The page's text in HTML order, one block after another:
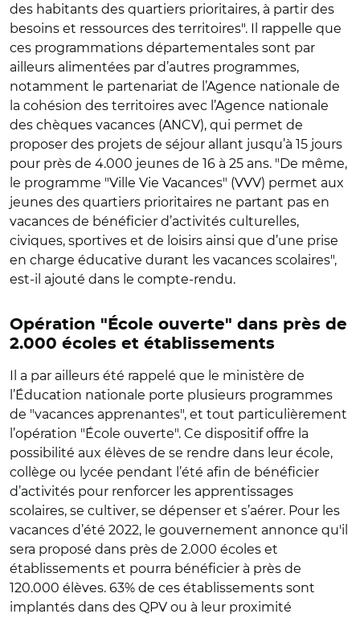
des habitants des quartiers prioritaires, à partir des
besoins et ressources des territoires". Il rappelle que
ces programmations départementales sont par
ailleurs alimentées par d’autres programmes,
notamment le partenariat de l’Agence nationale de
la cohésion des territoires avec l’Agence nationale
des chèques vacances (ANCV), qui permet de
proposer des projets de séjour allant jusqu’à 15 jours
pour près de 4.000 jeunes de 16 à 25 ans. "De même,
le programme "Ville Vie Vacances" (VVV) permet aux
jeunes des quartiers prioritaires ne partant pas en
vacances de bénéficier d’activités culturelles,
civiques, sportives et de loisirs ainsi que d’une prise
en charge éducative durant les vacances scolaires",
est-il ajouté dans le compte-rendu.
Opération "École ouverte" dans près de
2.000 écoles et établissements
Il a par ailleurs été rappelé que le ministère de
l’Éducation nationale porte plusieurs programmes
de "vacances apprenantes", et tout particulièrement
l’opération "École ouverte". Ce dispositif offre la
possibilité aux élèves de se rendre dans leur école,
collège ou lycée pendant l’été afin de bénéficier
d’activités pour renforcer les apprentissages
scolaires, se cultiver, se dépenser et s’aérer. Pour les
vacances d’été 2022, le gouvernement annonce qu'il
sera proposé dans près de 2.000 écoles et
établissements et pourra bénéficier à près de
120.000 élèves. 63% de ces établissements sont
implantés dans des QPV ou à leur proximité